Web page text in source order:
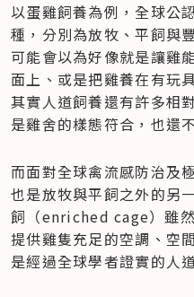
以蛋雞飼養為例，全球公
種，分別為放牧、平飼與
可能會以為好像就是讓雞
面上、或是把雞養在有玩
其實人道飼養還有許多相
是雞舍的樣態符合，也還
而面對全球禽流感防治及
也是放牧與平飼之外的另
飼（enriched cage）雖
提供雞隻充足的空調、空
是經過全球學者證實的人